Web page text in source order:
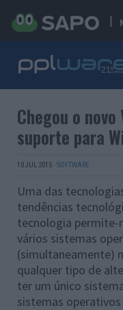
Chegou o
suporte para
10 JUL 2015 · SOFTWARE
Uma das
tendências
tecnologia permite-
vários sistemas
(simultaneamente)
qualquer tipo de
ter um único
sistemas